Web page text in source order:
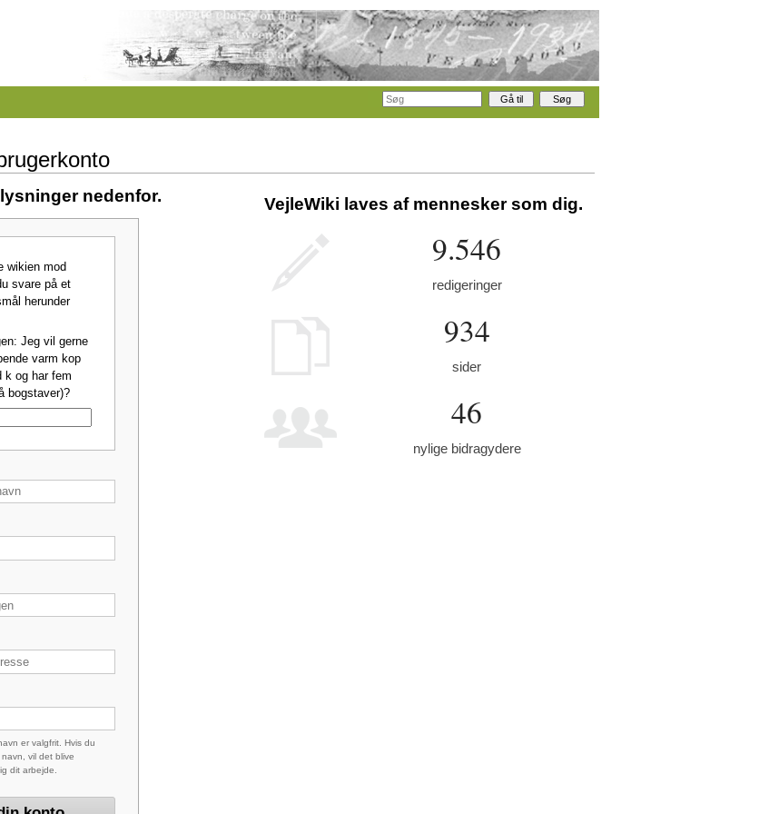
nedenfor.
wikien mod
svare på et
herunder
Jeg vil gerne
varm kop
k og har fem
bogstaver)?
er valgfrit. Hvis du
vil det blive
dit arbejde.
VejleWiki laves af mennesker som dig.
9.546
redigeringer
934
sider
46
nylige bidragydere